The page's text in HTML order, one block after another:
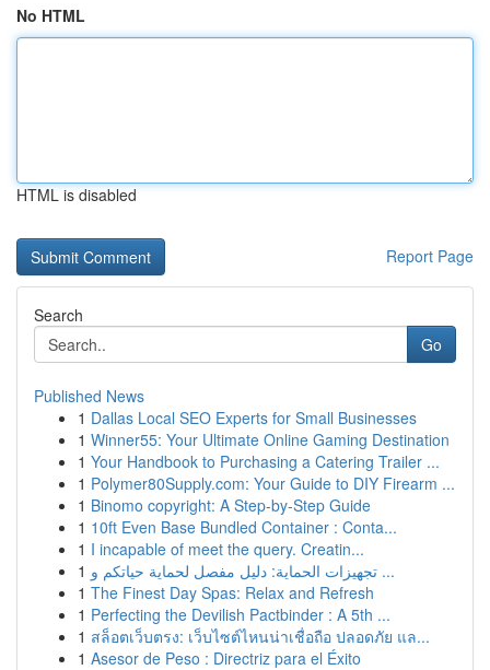
No HTML
HTML is disabled
Report Page
Search
Go
Published News
1 Dallas Local SEO Experts for Small Businesses
1 Winner55: Your Ultimate Online Gaming Destination
1 Your Handbook to Purchasing a Catering Trailer ...
1 Polymer80Supply.com: Your Guide to DIY Firearm ...
1 Binomo copyright: A Step-by-Step Guide
1 10ft Even Base Bundled Container : Conta...
1 I incapable of meet the query. Creatin...
1
تجهيزات الحماية: دليل مفصل لحماية حياتكم و ...
1 The Finest Day Spas: Relax and Refresh
1 Perfecting the Devilish Pactbinder : A 5th ...
1 สล็อตเว็บตรง: เว็บไซต์ไหนน่าเชื่อถือ ปลอดภัย แล...
1 Asesor de Peso : Directriz para el Éxito